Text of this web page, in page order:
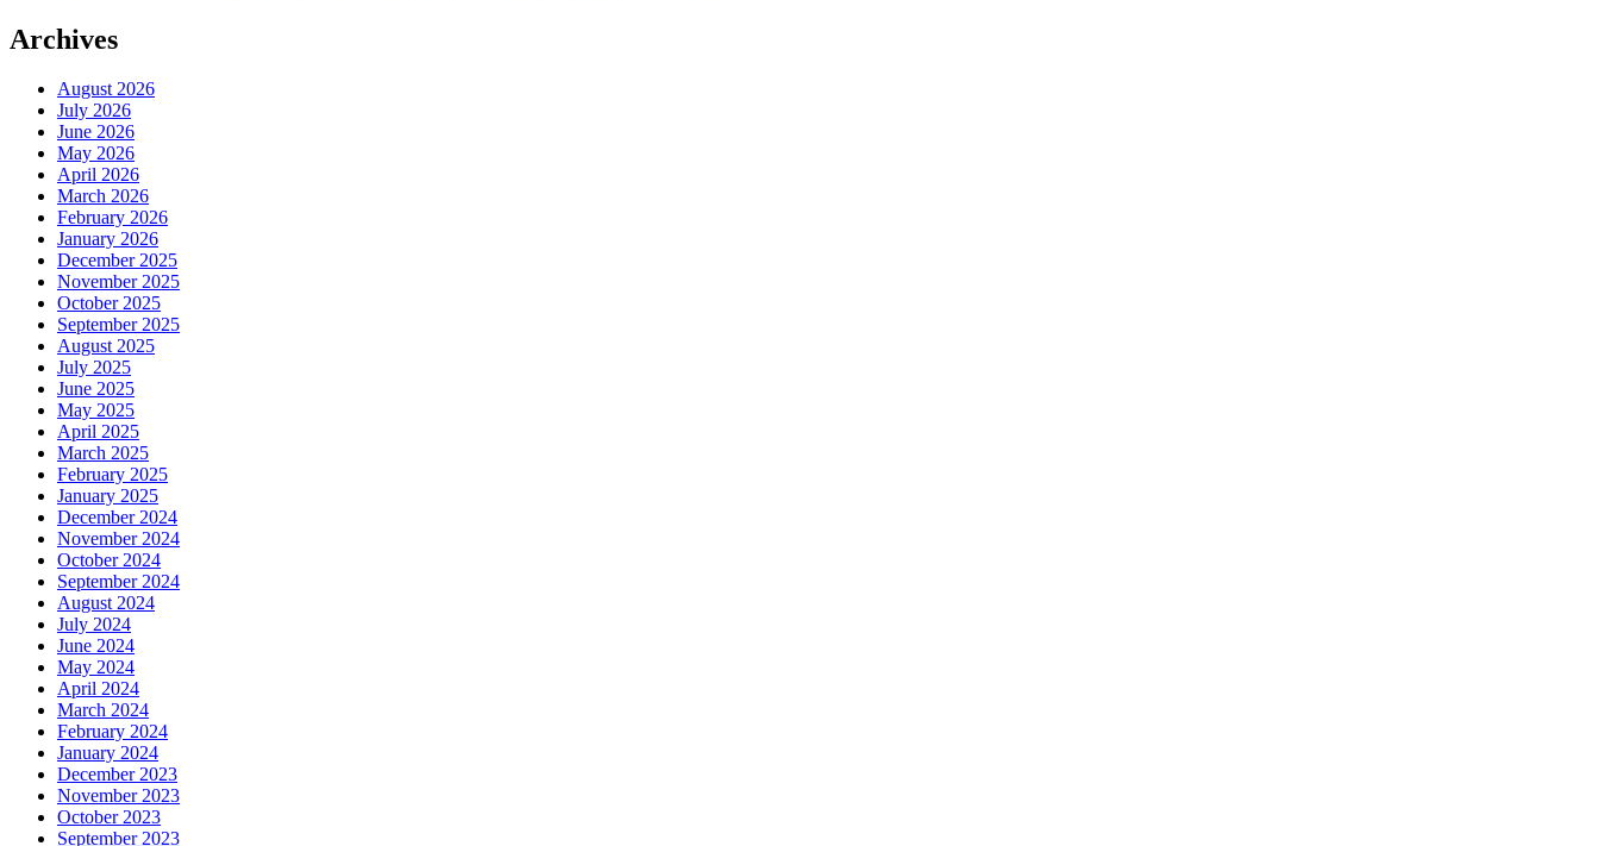
Archives
August 2026
July 2026
June 2026
May 2026
April 2026
March 2026
February 2026
January 2026
December 2025
November 2025
October 2025
September 2025
August 2025
July 2025
June 2025
May 2025
April 2025
March 2025
February 2025
January 2025
December 2024
November 2024
October 2024
September 2024
August 2024
July 2024
June 2024
May 2024
April 2024
March 2024
February 2024
January 2024
December 2023
November 2023
October 2023
September 2023